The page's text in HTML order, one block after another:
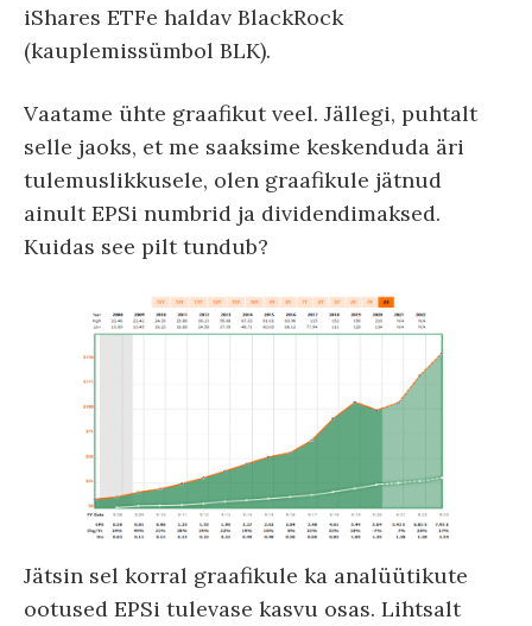
iShares ETFe haldav BlackRock
(kauplemissümbol BLK).
Vaatame ühte graafikut veel. Jällegi, puhtalt
selle jaoks, et me saaksime keskenduda äri
tulemuslikkusele, olen graafikule jätnud
ainult EPSi numbrid ja dividendimaksed.
Kuidas see pilt tundub?
Jätsin sel korral graafikule ka analüütikute
ootused EPSi tulevase kasvu osas. Lihtsalt